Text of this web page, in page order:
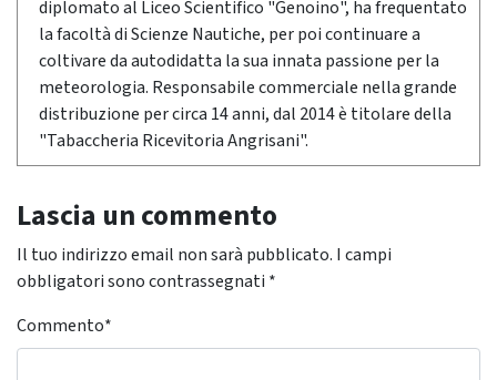
diplomato al Liceo Scientifico "Genoino", ha frequentato
la facoltà di Scienze Nautiche, per poi continuare a
coltivare da autodidatta la sua innata passione per la
meteorologia. Responsabile commerciale nella grande
distribuzione per circa 14 anni, dal 2014 è titolare della
"Tabaccheria Ricevitoria Angrisani".
Lascia un commento
Il tuo indirizzo email non sarà pubblicato. I campi
obbligatori sono contrassegnati *
Commento*